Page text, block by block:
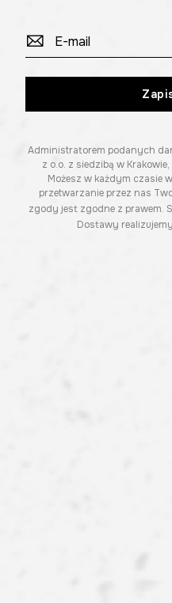
Administratorem podanych
z o.o. z siedzibą w
Możesz w każdym czasie
przetwarzanie przez nas
zgody jest zgodne z prawem.
Dostawy